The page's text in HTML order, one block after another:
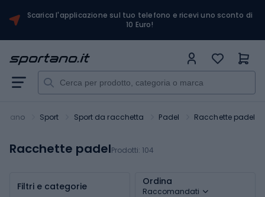
Scarica l'applicazione sul tuo telefono e ricevi uno sconto di
10 Euro!
Sport Sport da racchetta Padel Racchette padel
Racchette padelProdotti: 104
Filtri e categorie Ordina
Raccomandati